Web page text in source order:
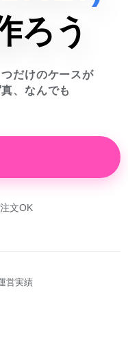
ろう
だけのケースが
、なんでも
文OK
営実績